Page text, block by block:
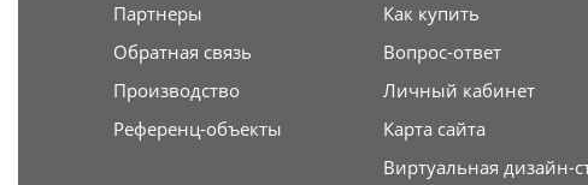
Партнеры
Обратная связь
Производство
Референц-объекты
Как купить
Вопрос-ответ
Личный кабинет
Карта сайта
Виртуальная дизайн-